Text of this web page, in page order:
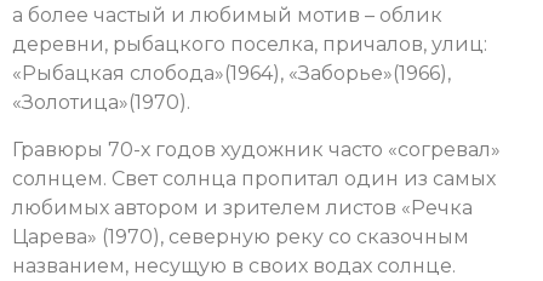
а более частый и любимый мотив – облик
деревни, рыбацкого поселка, причалов, улиц:
«Рыбацкая слобода»(1964), «Заборье»(1966),
«Золотица»(1970).
Гравюры 70-х годов художник часто «согревал»
солнцем. Свет солнца пропитал один из самых
любимых автором и зрителем листов «Речка
Царева» (1970), северную реку со сказочным
названием, несущую в своих водах солнце.